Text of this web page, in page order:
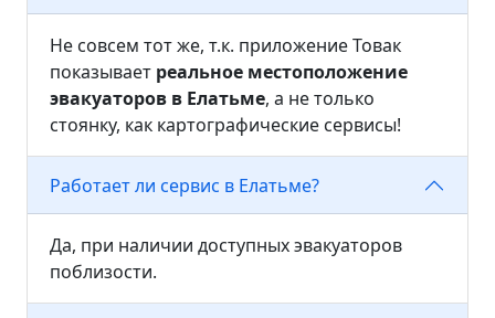
Не совсем тот же, т.к. приложение Товак
показывает реальное местоположение
эвакуаторов в Елатьме, а не только
стоянку, как картографические сервисы!
Работает ли сервис в Елатьме?
Да, при наличии доступных эвакуаторов
поблизости.